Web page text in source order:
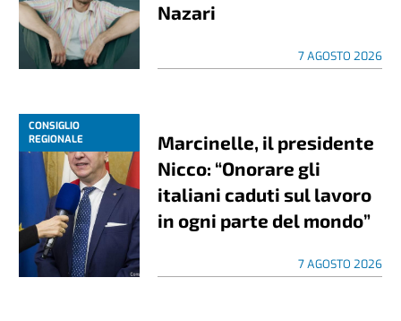
Nazari
7 AGOSTO 2026
CONSIGLIO
REGIONALE
Marcinelle, il presidente
Nicco: “Onorare gli
italiani caduti sul lavoro
in ogni parte del mondo”
7 AGOSTO 2026